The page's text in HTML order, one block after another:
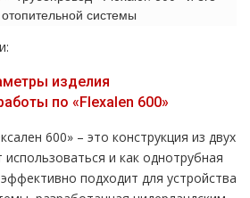
системы
изделия
по «Flexalen 600»
600» – это конструкция из двух
и как однотрубная
подходит для устройства